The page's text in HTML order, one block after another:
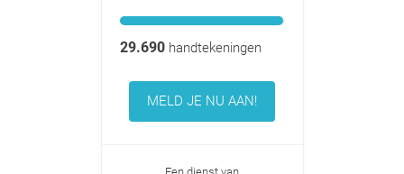
29.690handtekeningen
MELD JE NU AAN!